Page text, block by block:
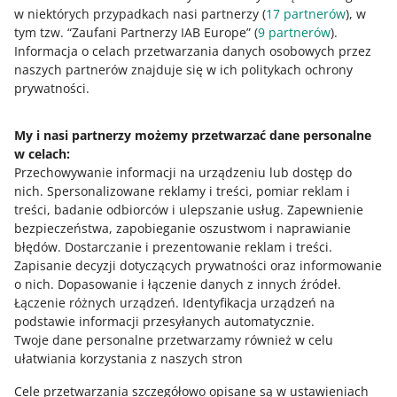
w niektórych przypadkach nasi partnerzy (17 partnerów), w
tym tzw. “Zaufani Partnerzy IAB Europe” (9 partnerów).
Informacja o celach przetwarzania danych osobowych przez
naszych partnerów znajduje się w ich politykach ochrony
prywatności.
My i nasi partnerzy możemy przetwarzać dane personalne
w celach:
Przechowywanie informacji na urządzeniu lub dostęp do
nich. Spersonalizowane reklamy i treści, pomiar reklam i
treści, badanie odbiorców i ulepszanie usług. Zapewnienie
bezpieczeństwa, zapobieganie oszustwom i naprawianie
błędów. Dostarczanie i prezentowanie reklam i treści.
Zapisanie decyzji dotyczących prywatności oraz informowanie
o nich. Dopasowanie i łączenie danych z innych źródeł.
Łączenie różnych urządzeń. Identyfikacja urządzeń na
podstawie informacji przesyłanych automatycznie.
Twoje dane personalne przetwarzamy również w celu
ułatwiania korzystania z naszych stron
Cele przetwarzania szczegółowo opisane są w ustawieniach
PODCAST
010: Metody dostaw na Allegro - Marta
Wójcicka
011: Optymalizacja i automatyzacja w
Małagocki
PODCAST
012: Trendy logistyczne w sprzedaży
internetowej - Arkadiusz Kawa
PODCAST
042: Logistyka w Czechach - Olza
Logistic
Potrzebujesz pomocy?
Skontaktuj się z nami
Zapytaj społeczność
Zajrzyj na Allegro Gadane